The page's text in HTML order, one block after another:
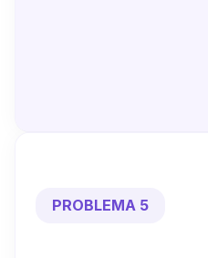
PROBLEMA 5